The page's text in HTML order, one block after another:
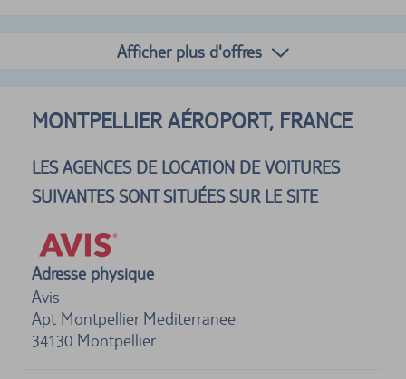
Afficher plus d'offres
MONTPELLIER AÉROPORT, FRANCE
LES AGENCES DE LOCATION DE VOITURES
SUIVANTES SONT SITUÉES SUR LE SITE
Adresse physique
Avis
Apt Montpellier Mediterranee
34130 Montpellier